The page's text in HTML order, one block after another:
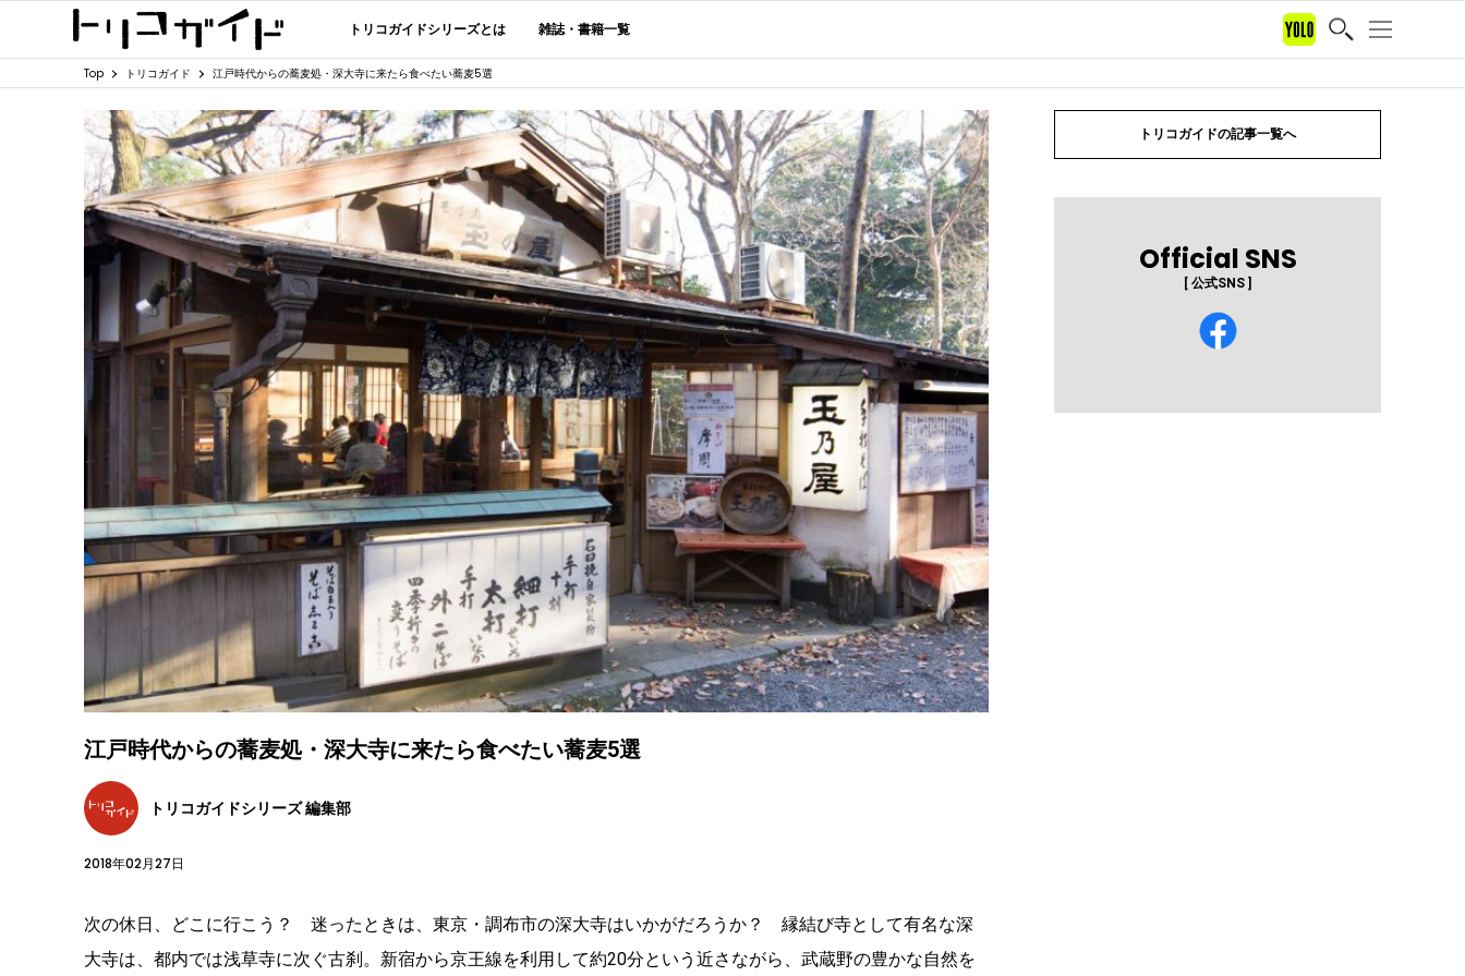
トリコガイドシリーズとは 雑誌・書籍一覧
Top トリコガイド 江戸時代からの蕎麦処・深大寺に来たら食べたい蕎麦5選
江戸時代からの蕎麦処・深大寺に来たら食べたい蕎麦5選
トリコガイドシリーズ 編集部
2018年02月27日
次の休日、どこに行こう？ 迷ったときは、東京・調布市の深大寺はいかがだろうか？ 縁結び寺として有名な深
大寺は、都内では浅草寺に次ぐ古刹。新宿から京王線を利用して約20分という近さながら、武蔵野の豊かな自然を
トリコガイドの記事一覧へ
Official SNS
[ 公式SNS ]